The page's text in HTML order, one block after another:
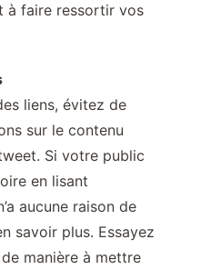
à faire ressortir vos
liens, évitez de
sur le contenu
Si votre public
en lisant
aucune raison de
savoir plus. Essayez
manière à mettre